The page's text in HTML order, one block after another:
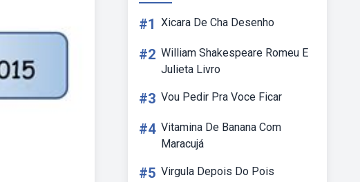
#1 Xicara De Cha Desenho
#2 William Shakespeare Romeu E
Julieta Livro
#3 Vou Pedir Pra Voce Ficar
#4 Vitamina De Banana Com
Maracujá
#5 Virgula Depois Do Pois